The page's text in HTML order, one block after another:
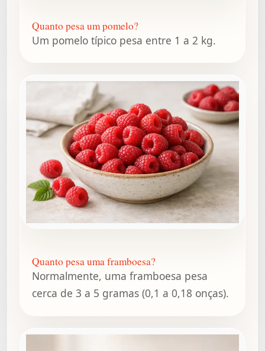
Quanto pesa um pomelo?
Um pomelo típico pesa entre 1 a 2 kg.
Quanto pesa uma framboesa?
Normalmente, uma framboesa pesa
cerca de 3 a 5 gramas (0,1 a 0,18 onças).